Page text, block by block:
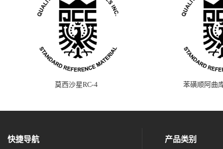
莫西沙星RC-4 苯磺顺阿曲
快捷导航 产品类别